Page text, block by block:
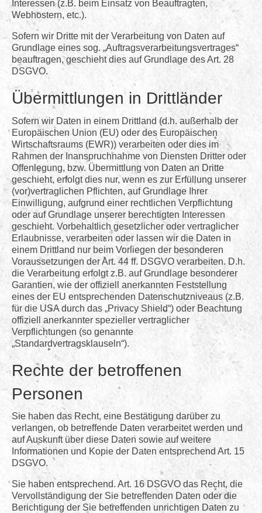
Interessen (z.B. beim Einsatz von Beauftragten,
Webhostern, etc.).
Sofern wir Dritte mit der Verarbeitung von Daten auf
Grundlage eines sog. „Auftragsverarbeitungsvertrages“
beauftragen, geschieht dies auf Grundlage des Art. 28
DSGVO.
Übermittlungen in Drittländer
Sofern wir Daten in einem Drittland (d.h. außerhalb der
Europäischen Union (EU) oder des Europäischen
Wirtschaftsraums (EWR)) verarbeiten oder dies im
Rahmen der Inanspruchnahme von Diensten Dritter oder
Offenlegung, bzw. Übermittlung von Daten an Dritte
geschieht, erfolgt dies nur, wenn es zur Erfüllung unserer
(vor)vertraglichen Pflichten, auf Grundlage Ihrer
Einwilligung, aufgrund einer rechtlichen Verpflichtung
oder auf Grundlage unserer berechtigten Interessen
geschieht. Vorbehaltlich gesetzlicher oder vertraglicher
Erlaubnisse, verarbeiten oder lassen wir die Daten in
einem Drittland nur beim Vorliegen der besonderen
Voraussetzungen der Art. 44 ff. DSGVO verarbeiten. D.h.
die Verarbeitung erfolgt z.B. auf Grundlage besonderer
Garantien, wie der offiziell anerkannten Feststellung
eines der EU entsprechenden Datenschutzniveaus (z.B.
für die USA durch das „Privacy Shield“) oder Beachtung
offiziell anerkannter spezieller vertraglicher
Verpflichtungen (so genannte
„Standardvertragsklauseln“).
Rechte der betroffenen
Personen
Sie haben das Recht, eine Bestätigung darüber zu
verlangen, ob betreffende Daten verarbeitet werden und
auf Auskunft über diese Daten sowie auf weitere
Informationen und Kopie der Daten entsprechend Art. 15
DSGVO.
Sie haben entsprechend. Art. 16 DSGVO das Recht, die
Vervollständigung der Sie betreffenden Daten oder die
Berichtigung der Sie betreffenden unrichtigen Daten zu